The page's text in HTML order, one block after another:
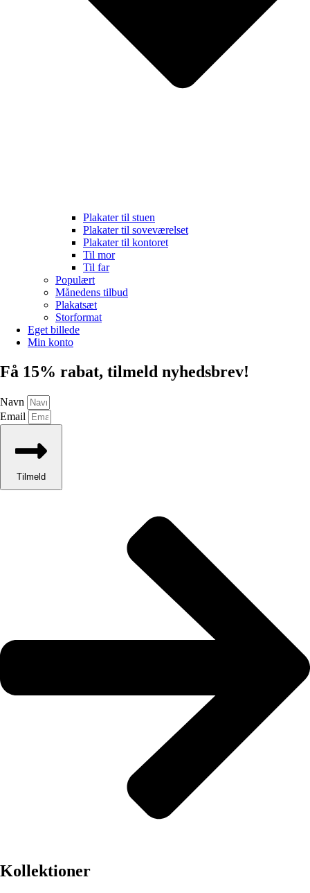
Plakater til stuen
Plakater til soveværelset
Plakater til kontoret
Til mor
Til far
Populært
Månedens tilbud
Plakatsæt
Storformat
Eget billede
Min konto
Få 15% rabat, tilmeld nyhedsbrev!
Navn
Email
Tilmeld
Kollektioner